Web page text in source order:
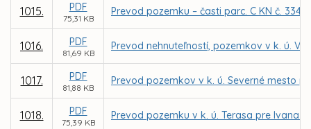
1015. PDF
75,31 KB
Prevod pozemku – časti parc. C KN č.
1016. PDF
81,69 KB
Prevod nehnuteľností, pozemkov v k. ú.
1017. PDF
81,88 KB
Prevod pozemkov v k. ú. Severné mesto
1018. PDF
75,39 KB
Prevod pozemku v k. ú. Terasa pre Ivana